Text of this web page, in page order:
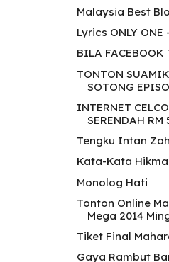
Malaysia Best
Lyrics ONLY ONE
BILA FACEBOOK
TONTON
SOTONG
INTERNET
SERENDAH RM
Tengku Intan
Kata-Kata
Monolog Hati
Tonton Online
Mega 2014
Tiket Final
Gaya Rambut